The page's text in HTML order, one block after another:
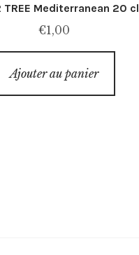
TREE Mediterranean 20 cl
€1,00
Ajouter au panier